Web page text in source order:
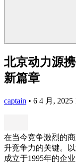
北京动力源
新篇章
captain • 6 4 月, 2025
在当今竞争激烈的
升竞争力的关键。
成立于1995年的企